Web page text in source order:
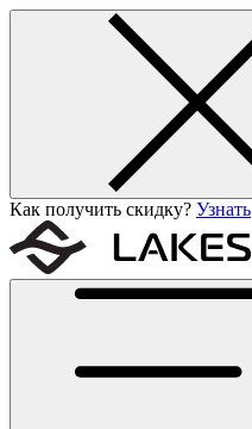
Как получить скидку? Узнать